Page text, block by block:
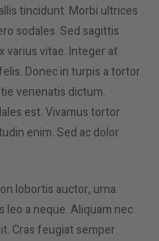
tincidunt. Morbi ultrices
sodales. Sed sagittis
varius vitae. Integer at
Donec in turpis a tortor
venenatis dictum.
est. Vivamus tortor
enim. Sed ac dolor
lobortis auctor, urna
leo a neque. Aliquam nec
Cras feugiat semper